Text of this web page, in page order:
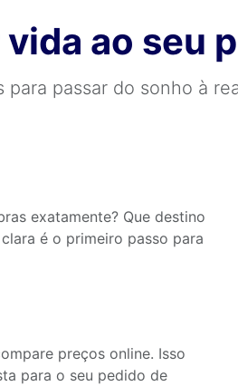
vida ao seu
para passar do sonho à
exatamente? Que destino
é o primeiro passo para
preços online. Isso
para o seu pedido de